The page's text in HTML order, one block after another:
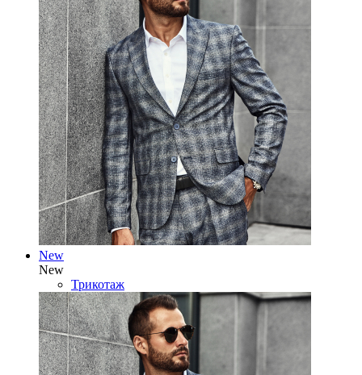
New
New
Трикотаж